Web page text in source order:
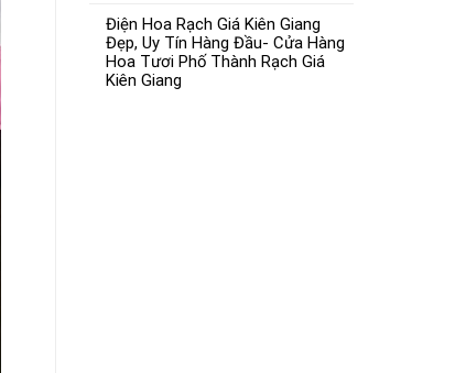
Điện Hoa Rạch Giá Kiên Giang
Đẹp, Uy Tín Hàng Đầu- Cửa Hàng
Hoa Tươi Phố Thành Rạch Giá
Kiên Giang